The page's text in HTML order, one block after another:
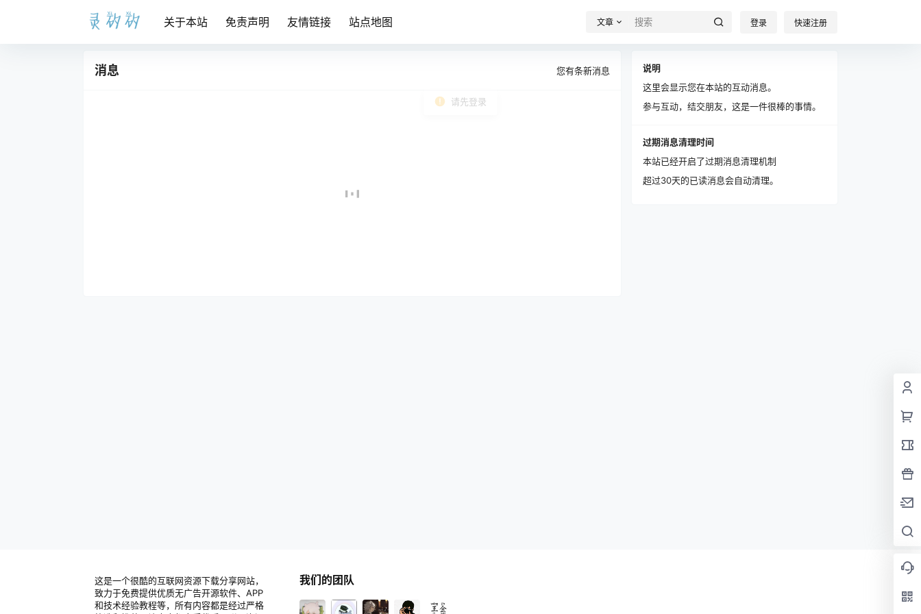
关于本站 免责声明 友情链接 站点地图 文章 登录 快速注册
消息 您有条新消息
说明
这里会显示您在本站的互动消息。
参与互动，结交朋友，这是一件很棒的事情。
过期消息清理时间
本站已经开启了过期消息清理机制
超过30天的已读消息会自动清理。
这是一个很酷的互联网资源下载分享网站，
致力于免费提供优质无广告开源软件、APP
和技术经验教程等，所有内容都是经过严格
我们的团队